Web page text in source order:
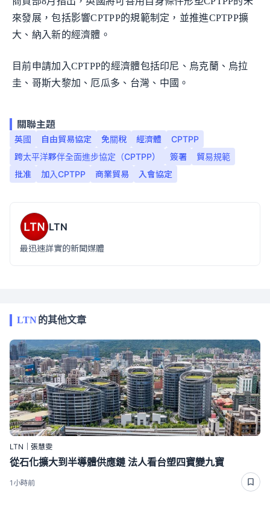
來發展，包括影響CPTPP的規範制定，並推進CPTPP擴
大、納入新的經濟體。
目前申請加入CPTPP的經濟體包括印尼、烏克蘭、烏拉
圭、哥斯大黎加、厄瓜多、台灣、中國。
關聯主題
英國 自由貿易協定 免關稅 經濟體
CPTPP
跨太平洋夥伴全面進步協定（CPTPP）
簽署
貿易規範
批准
加入CPTPP 商業貿易 入會協定
LTN
最迅速詳實的新聞媒體
LTN的其他文章
LTN｜張慧雯
從石化擴大到半導體供應鏈 法人看台塑四寶變九寶
1小時前